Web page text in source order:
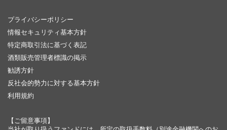
プライバシーポリシー
情報セキュリティ基本方針
特定商取引法に基づく表記
酒類販売管理者標識の掲示
勧誘方針
反社会的勢力に対する基本方針
利用規約
【ご留意事項】